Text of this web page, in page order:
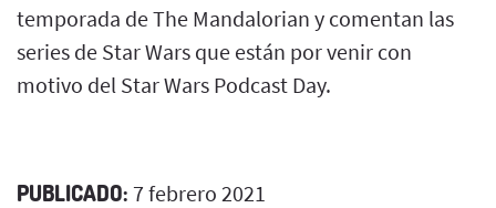
temporada de The Mandalorian y comentan las
series de Star Wars que están por venir con
motivo del Star Wars Podcast Day.
PUBLICADO: 7 febrero 2021